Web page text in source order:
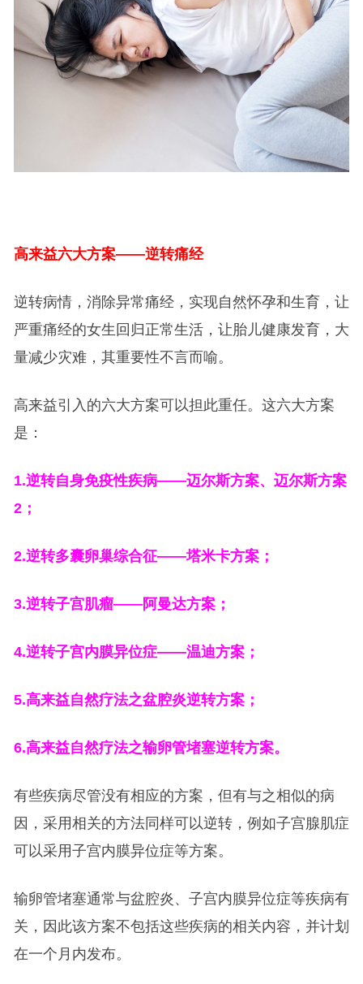
高来益六大方案——逆转痛经
逆转病情，消除异常痛经，实现自然怀孕和生育，让
严重痛经的女生回归正常生活，让胎儿健康发育，大
量减少灾难，其重要性不言而喻。
高来益引入的六大方案可以担此重任。这六大方案
是：
1.逆转自身免疫性疾病——迈尔斯方案、迈尔斯方案
2；
2.逆转多囊卵巢综合征——塔米卡方案；
3.逆转子宫肌瘤——阿曼达方案；
4.逆转子宫内膜异位症——温迪方案；
5.高来益自然疗法之盆腔炎逆转方案；
6.高来益自然疗法之输卵管堵塞逆转方案。
有些疾病尽管没有相应的方案，但有与之相似的病
因，采用相关的方法同样可以逆转，例如子宫腺肌症
可以采用子宫内膜异位症等方案。
输卵管堵塞通常与盆腔炎、子宫内膜异位症等疾病有
关，因此该方案不包括这些疾病的相关内容，并计划
在一个月内发布。